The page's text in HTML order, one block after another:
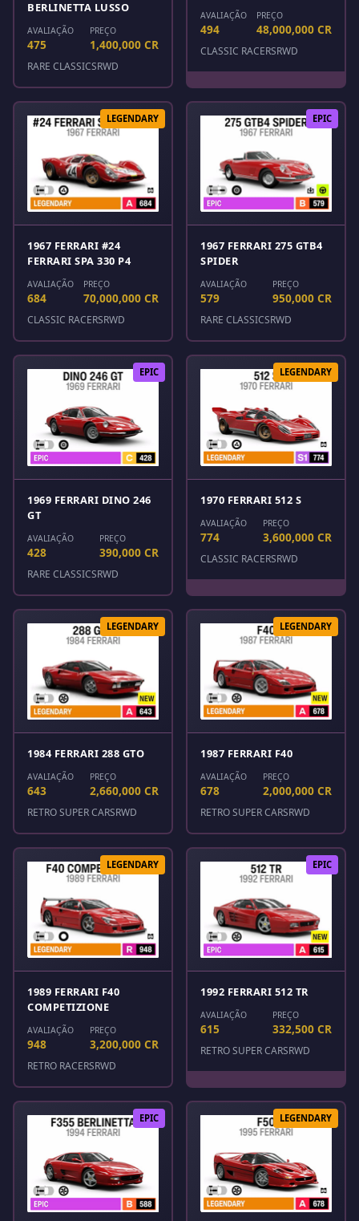
BERLINETTA LUSSO
AVALIAÇÃO
475
PREÇO
1,400,000 CR
RARE CLASSICSRWD
AVALIAÇÃO
494
PREÇO
48,000,000 CR
CLASSIC RACERSRWD
LEGENDARY
1967 FERRARI #24
FERRARI SPA 330 P4
AVALIAÇÃO
684
PREÇO
70,000,000 CR
CLASSIC RACERSRWD
EPIC
1967 FERRARI 275 GTB4
SPIDER
AVALIAÇÃO
579
PREÇO
950,000 CR
RARE CLASSICSRWD
EPIC
1969 FERRARI DINO 246
GT
AVALIAÇÃO
428
PREÇO
390,000 CR
RARE CLASSICSRWD
LEGENDARY
1970 FERRARI 512 S
AVALIAÇÃO
774
PREÇO
3,600,000 CR
CLASSIC RACERSRWD
LEGENDARY
1984 FERRARI 288 GTO
AVALIAÇÃO
643
PREÇO
2,660,000 CR
RETRO SUPER CARSRWD
LEGENDARY
1987 FERRARI F40
AVALIAÇÃO
678
PREÇO
2,000,000 CR
RETRO SUPER CARSRWD
LEGENDARY
1989 FERRARI F40
COMPETIZIONE
AVALIAÇÃO
948
PREÇO
3,200,000 CR
RETRO RACERSRWD
EPIC
1992 FERRARI 512 TR
AVALIAÇÃO
615
PREÇO
332,500 CR
RETRO SUPER CARSRWD
EPIC LEGENDARY